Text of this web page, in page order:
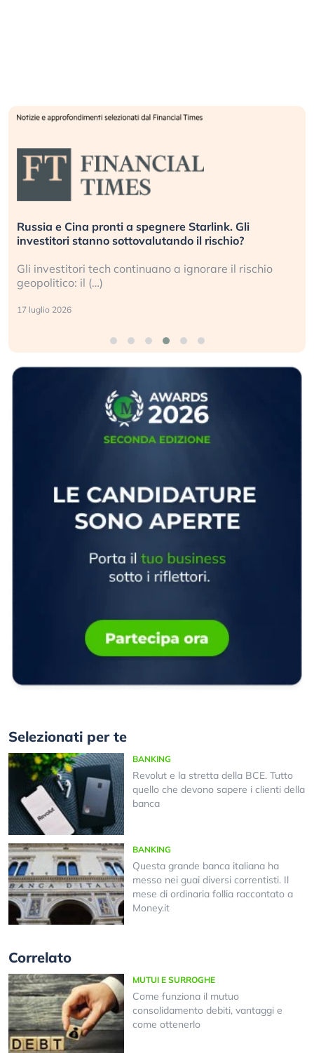
Russia e Cina pronti a spegnere Starlink. Gli
investitori stanno sottovalutando il rischio?
Gli investitori tech continuano a ignorare il rischio
geopolitico: il (…)
17 luglio 2026
Selezionati per te
BANKING
Revolut e la stretta della BCE. Tutto
quello che devono sapere i clienti della
banca
BANKING
Questa grande banca italiana ha
messo nei guai diversi correntisti. Il
mese di ordinaria follia raccontato a
Money.it
Correlato
MUTUI E SURROGHE
Come funziona il mutuo
consolidamento debiti, vantaggi e
come ottenerlo